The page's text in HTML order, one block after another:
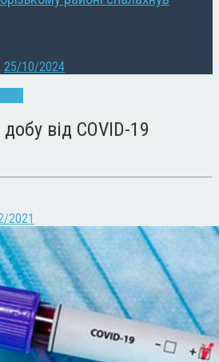
25/10/2024
від COVID-19
2021